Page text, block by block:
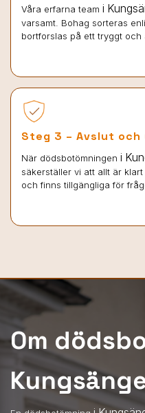
Våra erfarna team i
varsamt. Bohag sorteras
bortforslas på ett tryggt och
Steg 3 – Avslut
När dödsbotömningen i
säkerställer vi att allt är
och finns tillgängliga för
Om